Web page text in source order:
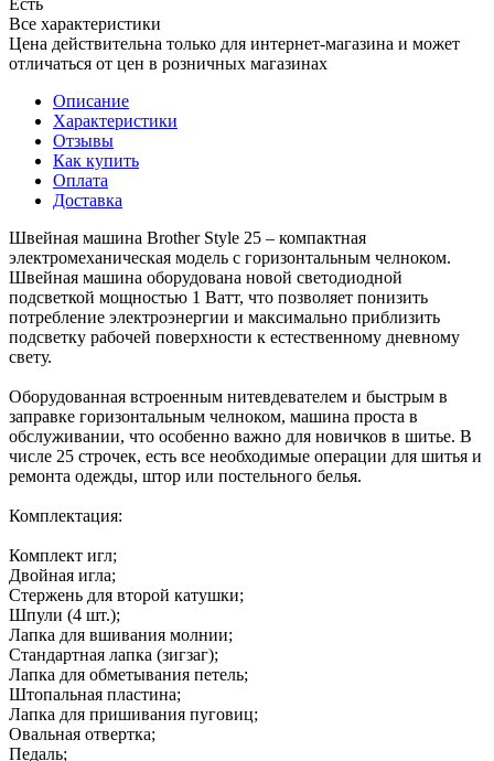
Все характеристики
Цена действительна только для интернет-магазина и может
отличаться от цен в розничных магазинах
Описание
Характеристики
Отзывы
Как купить
Оплата
Доставка
Швейная машина Brother Style 25 – компактная
электромеханическая модель c горизонтальным челноком.
Швейная машина оборудована новой светодиодной
подсветкой мощностью 1 Ватт, что позволяет понизить
потребление электроэнергии и максимально приблизить
подсветку рабочей поверхности к естественному дневному
свету.
Оборудованная встроенным нитевдевателем и быстрым в
заправке горизонтальным челноком, машина проста в
обслуживании, что особенно важно для новичков в шитье. В
числе 25 строчек, есть все необходимые операции для шитья и
ремонта одежды, штор или постельного белья.
Комплектация:
Комплект игл;
Двойная игла;
Стержень для второй катушки;
Шпули (4 шт.);
Лапка для вшивания молнии;
Стандартная лапка (зигзаг);
Лапка для обметывания петель;
Штопальная пластина;
Лапка для пришивания пуговиц;
Овальная отвертка;
Педаль;